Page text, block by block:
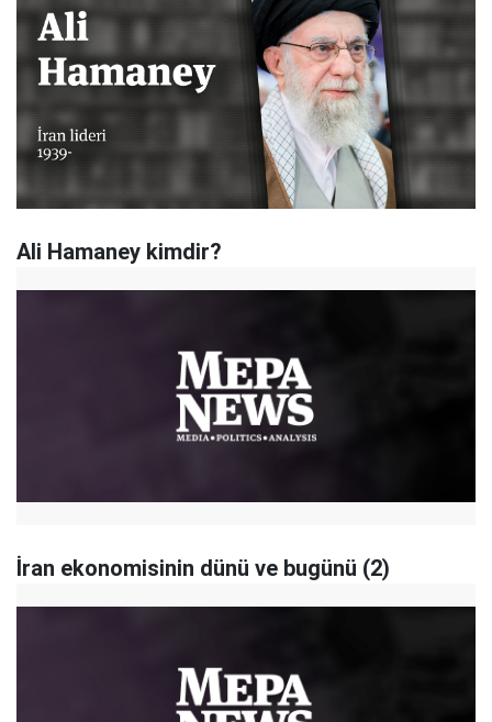
Ali Hamaney kimdir?
İran ekonomisinin dünü ve bugünü (2)